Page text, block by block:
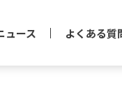
ュース よくある質